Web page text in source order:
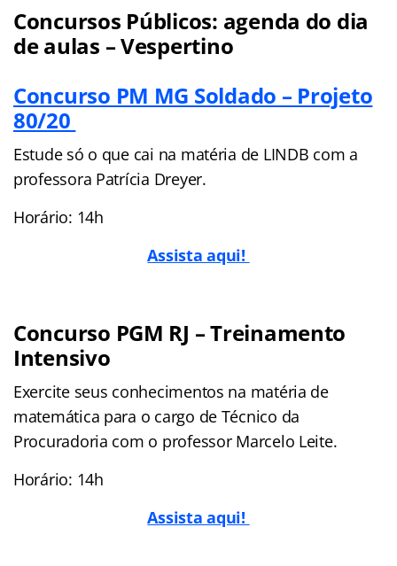
Concursos Públicos: agenda do dia
de aulas – Vespertino
Concurso PM MG Soldado – Projeto
80/20
Estude só o que cai na matéria de LINDB com a
professora Patrícia Dreyer.
Horário: 14h
Assista aqui!
Concurso PGM RJ – Treinamento
Intensivo
Exercite seus conhecimentos na matéria de
matemática para o cargo de Técnico da
Procuradoria com o professor Marcelo Leite.
Horário: 14h
Assista aqui!